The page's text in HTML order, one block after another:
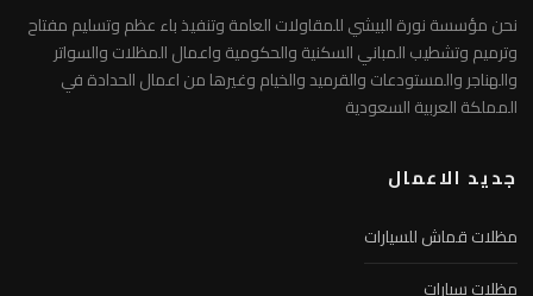
نحن مؤسسة نورة البيشي للمقاولات العامة وتنفيذ باء عظم وتسليم مفتاح
وترميم وتشطيب المباني السكنية والحكومية واعمال المظلات والسواتر
والهناجر والمستودعات والقرميد والخيام وغيرها من اعمال الحدادة في
المملكة العربية السعودية
جديد الاعمال
مظلات قماش للسيارات
مظلات سيارات